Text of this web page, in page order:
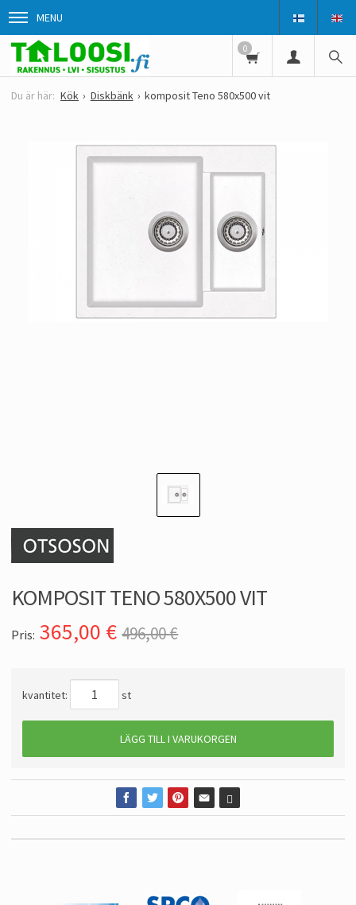
MENU
0
Kök Diskbänk komposit Teno 580x500 vit
KOMPOSIT TENO 580X500 VIT
Pris: 365,00 € 496,00 €
kvantitet: st
LÄGG TILL I VARUKORGEN